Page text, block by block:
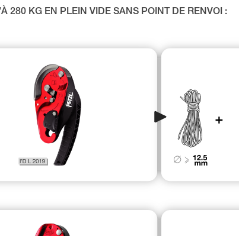
280 KG EN PLEIN VIDE SANS POINT DE RENVOI :